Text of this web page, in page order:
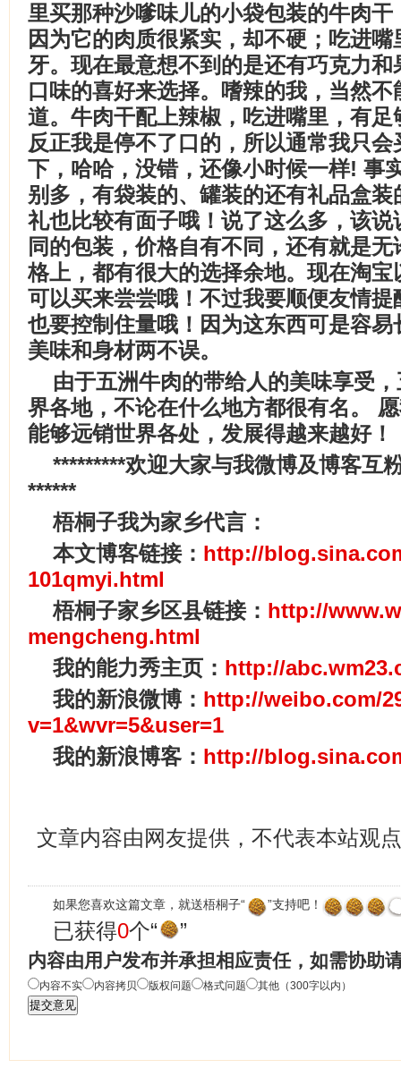
里买那种沙嗲味儿的小袋包装的牛肉
因为它的肉质很紧实，却不硬；吃进
牙。现在最意想不到的是还有巧克力
口味的喜好来选择。嗜辣的我，当然
道。牛肉干配上辣椒，吃进嘴里，有
反正我是停不了口的，所以通常我只
下，哈哈，没错，还像小时候一样! 事
别多，有袋装的、罐装的还有礼品盒
礼也比较有面子哦！说了这么多，该
同的包装，价格自有不同，还有就是
格上，都有很大的选择余地。现在淘
可以买来尝尝哦！不过我要顺便友情
也要控制住量哦！因为这东西可是容
美味和身材两不误。
由于五洲牛肉的带给人的美味享受
界各地，不论在什么地方都很有名。
能够远销世界各处，发展得越来越好！
*********欢迎大家与我微博及博客互
******
梧桐子我为家乡代言：
本文博客链接： http://
101qmyi.html
梧桐子家乡区县链接： http://
mengcheng.html
我的能力秀主页： http://
我的新浪微博： http://weibo.com/
v=1&wvr=5&user=1
我的新浪博客： http://
文章内容由网友提供，不代表本站观点
如果您喜欢这篇文章，就送梧桐子“ ”支持吧！
已获得0个“ ”
内容由用户发布并承担相应责任，如需协助
内容不实 内容拷贝 版权问题 格式问题 其他（300字以内）